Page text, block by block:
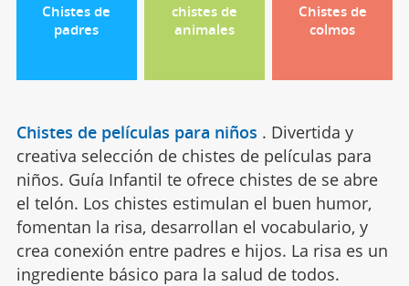
Chistes de
padres
chistes de
animales
Chistes de
colmos
Chistes de películas para niños . Divertida y
creativa selección de chistes de películas para
niños. Guía Infantil te ofrece chistes de se abre
el telón. Los chistes estimulan el buen humor,
fomentan la risa, desarrollan el vocabulario, y
crea conexión entre padres e hijos. La risa es un
ingrediente básico para la salud de todos.